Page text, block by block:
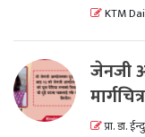
KTM
जेनजी
मार्गचित्र
प्रा. डा.